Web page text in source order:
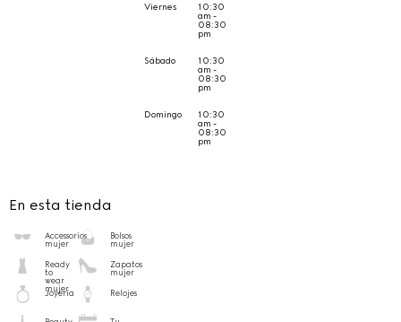
Viernes 10:30
am -
08:30
pm
Sábado 10:30
am -
08:30
pm
Domingo 10:30
am -
08:30
pm
En esta tienda
Accessorios
mujer
Bolsos
mujer
Ready
to
wear
mujer
Zapatos
mujer
Joyería Relojes